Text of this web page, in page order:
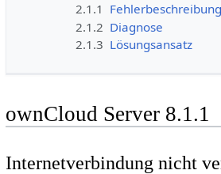
2.1.1 Fehlerbeschreibung
2.1.2 Diagnose
2.1.3 Lösungsansatz
ownCloud Server 8.1.1
Internetverbindung nicht